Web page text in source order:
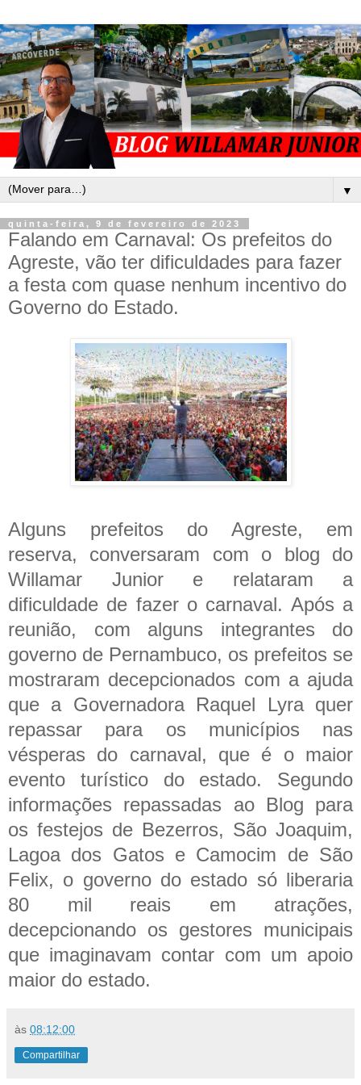
▼
quinta-feira, 9 de fevereiro de 2023
Falando em Carnaval: Os prefeitos do
Agreste, vão ter dificuldades para fazer
a festa com quase nenhum incentivo do
Governo do Estado.
Alguns prefeitos do Agreste, em
reserva, conversaram com o blog do
Willamar Junior e relataram a
dificuldade de fazer o carnaval. Após a
reunião, com alguns integrantes do
governo de Pernambuco, os prefeitos se
mostraram decepcionados com a ajuda
que a Governadora Raquel Lyra quer
repassar para os municípios nas
vésperas do carnaval, que é o maior
evento turístico do estado. Segundo
informações repassadas ao Blog para
os festejos de Bezerros, São Joaquim,
Lagoa dos Gatos e Camocim de São
Felix, o governo do estado só liberaria
80 mil reais em atrações,
decepcionando os gestores municipais
que imaginavam contar com um apoio
maior do estado.
às 08:12:00
Compartilhar